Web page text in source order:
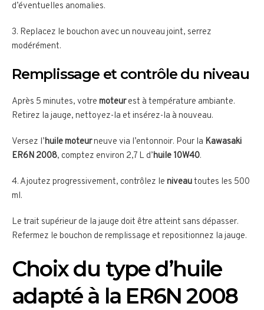
d’éventuelles anomalies.
3. Replacez le bouchon avec un nouveau joint, serrez
modérément.
Remplissage et contrôle du niveau
Après 5 minutes, votre moteurest à température ambiante.
Retirez la jauge, nettoyez-la et insérez-la à nouveau.
Versez l’huile moteurneuve via l’entonnoir. Pour la Kawasaki
ER6N 2008, comptez environ 2,7 L d’huile 10W40.
4. Ajoutez progressivement, contrôlez le niveautoutes les 500
ml.
Le trait supérieur de la jauge doit être atteint sans dépasser.
Refermez le bouchon de remplissage et repositionnez la jauge.
Choix du type d’huile
adapté à la ER6N 2008